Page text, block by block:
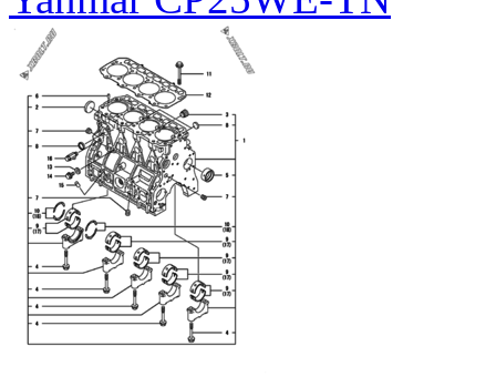
SCREW, M5X20
26023-050202 ВИНТ, M5X20
SCREW, M5X20
25 26366-060002 ГАЙКА M6
NUT, M6